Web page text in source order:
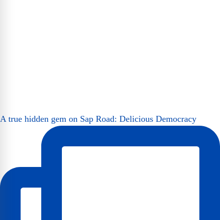
A true hidden gem on Sap Road: Delicious Democracy